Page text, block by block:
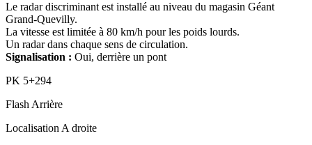
Le radar discriminant est installé au niveau du magasin Géant
Grand-Quevilly.
La vitesse est limitée à 80 km/h pour les poids lourds.
Un radar dans chaque sens de circulation.
Signalisation : Oui, derrière un pont
PK 5+294
FlashArrière
LocalisationA droite